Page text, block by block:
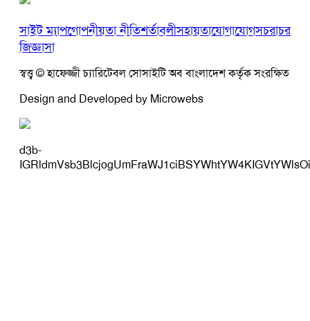
সাইট ম্যাপগোপনীয়তা নীতিশর্তাবলীসহায়তাযোগাযোগসচরাচর
জিজ্ঞাসা
স্বত্ত্ব © হাফেজ্জী চ্যারিটেবল সোসাইটি অব বাংলাদেশ কর্তৃক সংরক্ষিত
Design and Developed by Microwebs
d3b-